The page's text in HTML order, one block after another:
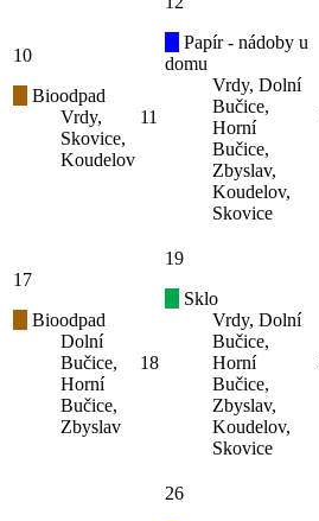
10
Bioodpad
Vrdy,
Skovice,
Koudelov
11
Papír - nádoby u
domu
Vrdy, Dolní
Bučice,
Horní
Bučice,
Zbyslav,
Koudelov,
Skovice
17
Bioodpad
Dolní
Bučice,
Horní
Bučice,
Zbyslav
18
19
Sklo
Vrdy, Dolní
Bučice,
Horní
Bučice,
Zbyslav,
Koudelov,
Skovice
26